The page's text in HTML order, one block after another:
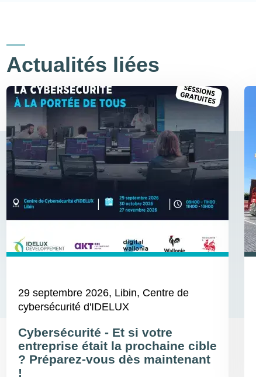
Actualités liées
29 septembre 2026, Libin, Centre de
cybersécurité d'IDELUX
Cybersécurité - Et si votre
entreprise était la prochaine cible
? Préparez-vous dès maintenant
!